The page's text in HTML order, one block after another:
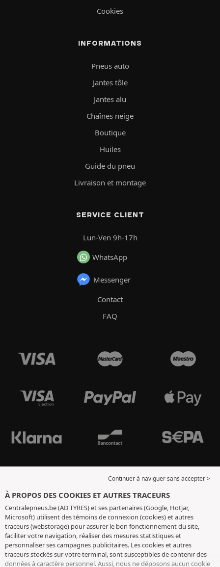
Cookies
INFORMATIONS
Pneus auto
Jantes tôle
Jantes alu
Chaînes neige
Boutique
Huiles
Guide du pneu
Livraison et montage
SERVICE CLIENT
Lun-Ven 9h-17h
WhatsApp
Messenger
Contact
FAQ
Continuer à naviguer sans accepter >
À PROPOS DES COOKIES ET AUTRES TRACEURS
Centralepneus.be (AD TYRES) et ses partenaires (Google, Hotjar,
Microsoft) utilisent des témoins de connexion (cookies) et autres
traceurs (webstorage) pour assurer le bon fonctionnement du site,
faciliter votre navigation, réaliser des mesures statistiques et
personnaliser ses campagnes publicitaires. Les cookies et autres
traceurs stockés sur votre terminal, sont susceptibles de contenir des
données à caractère personnel. Aussi, nous ne déposons aucun cookie